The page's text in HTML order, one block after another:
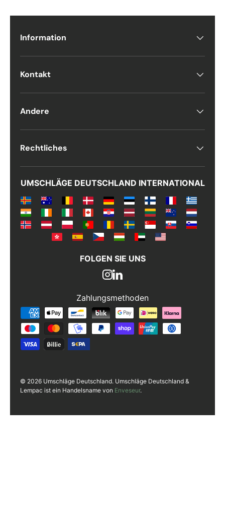
Kommentarer
Information
Kontakt
Andere
Rechtliches
UMSCHLÄGE DEUTSCHLAND INTERNATIONAL
FOLGEN SIE UNS
Zahlungsmethoden
Zahlungsmethoden
© 2026 Umschläge Deutschland. Umschläge Deutschland &
Lempac ist ein Handelsname von Enveseur.